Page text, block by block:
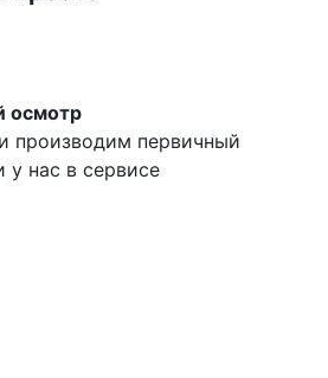
осмотр
производим первичный
нас в сервисе